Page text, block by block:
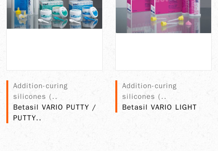
Addition-curing
silicones (..
Betasil VARIO PUTTY /
PUTTY..
Addition-curing
silicones (..
Betasil VARIO LIGHT